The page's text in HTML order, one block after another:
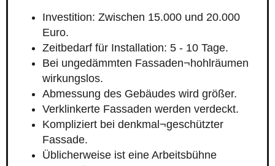
Investition: Zwischen 15.000 und 20.000
Euro.
Zeitbedarf für Installation: 5 - 10 Tage.
Bei ungedämmten Fassaden¬hohlräumen
wirkungslos.
Abmessung des Gebäudes wird größer.
Verklinkerte Fassaden werden verdeckt.
Kompliziert bei denkmal¬geschützter
Fassade.
Üblicherweise ist eine Arbeitsbühne